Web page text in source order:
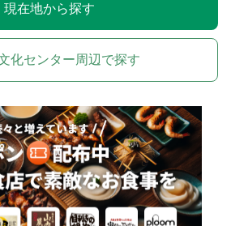
現在地から探す
化センター周辺で探す